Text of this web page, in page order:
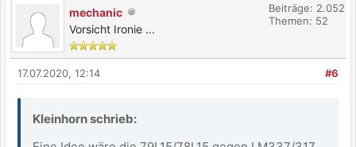
mechanic
Vorsicht Ironie ...
Beiträge: 2.052
Themen: 52
#6
17.07.2020, 12:14
Kleinhorn schrieb: